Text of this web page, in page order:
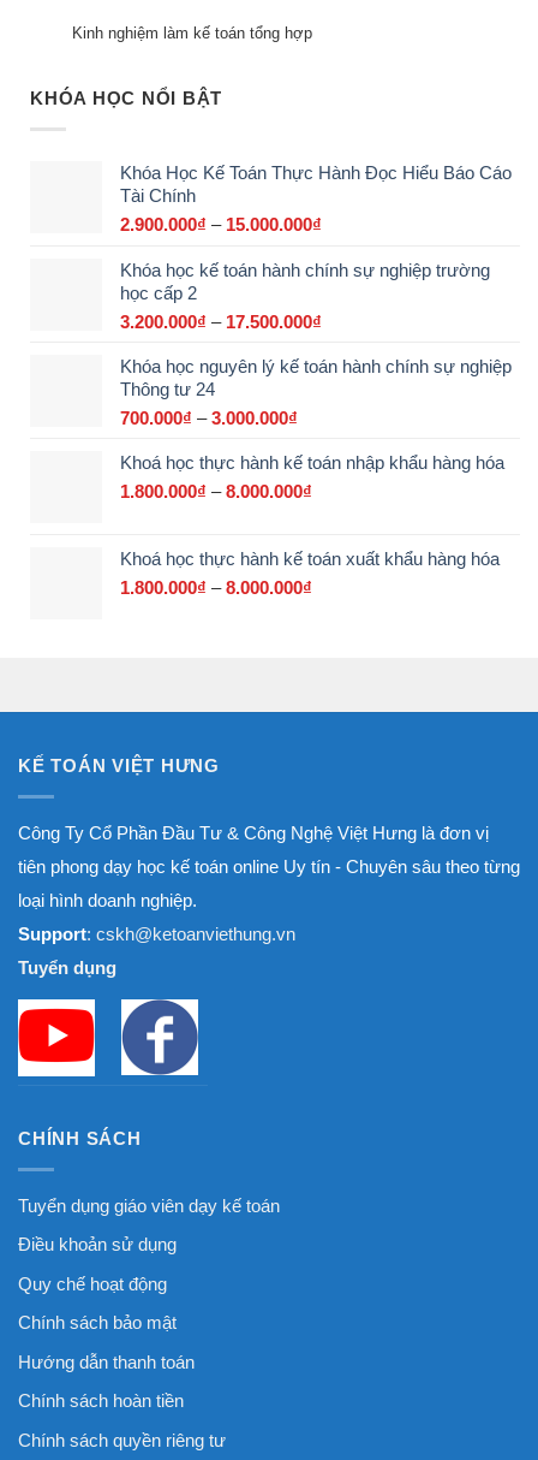
Kinh nghiệm làm kế toán tổng hợp
KHÓA HỌC NỔI BẬT
Khóa Học Kế Toán Thực Hành Đọc Hiểu Báo Cáo
Tài Chính
2.900.000₫ – 15.000.000₫
từ
Khóa học kế toán hành chính sự nghiệp trường
học cấp 2
3.200.000₫ – 17.500.000₫
từ
Khóa học nguyên lý kế toán hành chính sự nghiệp
Thông tư 24
700.000₫ – 3.000.000₫
từ
700.000₫
Khoá học thực hành kế toán nhập khẩu hàng hóa
1.800.000₫ – 8.000.000₫
1.800.000₫
Khoá học thực hành kế toán xuất khẩu hàng hóa
1.800.000₫ – 8.000.000₫
KẾ TOÁN VIỆT HƯNG
Công Ty Cổ Phần Đầu Tư & Công Nghệ Việt Hưng là đơn vị
tiên phong dạy học kế toán online Uy tín - Chuyên sâu theo từng
loại hình doanh nghiệp.
Support: cskh@ketoanviethung.vn
Tuyển dụng
CHÍNH SÁCH
Tuyển dụng giáo viên dạy kế toán
Điều khoản sử dụng
Quy chế hoạt động
Chính sách bảo mật
Hướng dẫn thanh toán
Chính sách hoàn tiền
Chính sách quyền riêng tư